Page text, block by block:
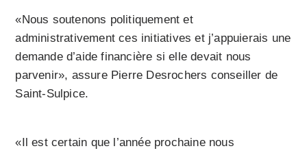
«Nous soutenons politiquement et
administrativement ces initiatives et j’appuierais une
demande d’aide financière si elle devait nous
parvenir», assure Pierre Desrochers conseiller de
Saint-Sulpice.
«Il est certain que l’année prochaine nous